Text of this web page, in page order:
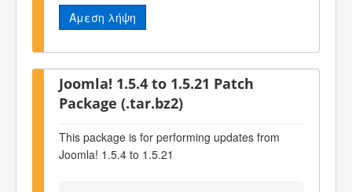
Άμεση λήψη
Joomla! 1.5.4 to 1.5.21 Patch
Package (.tar.bz2)
This package is for performing updates from
Joomla! 1.5.4 to 1.5.21